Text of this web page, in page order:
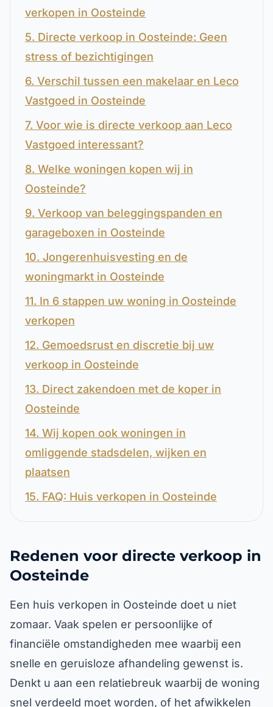
verkopen in Oosteinde
5. Directe verkoop in Oosteinde: Geen
stress of bezichtigingen
6. Verschil tussen een makelaar en Leco
Vastgoed in Oosteinde
7. Voor wie is directe verkoop aan Leco
Vastgoed interessant?
8. Welke woningen kopen wij in
Oosteinde?
9. Verkoop van beleggingspanden en
garageboxen in Oosteinde
10. Jongerenhuisvesting en de
woningmarkt in Oosteinde
11. In 6 stappen uw woning in Oosteinde
verkopen
12. Gemoedsrust en discretie bij uw
verkoop in Oosteinde
13. Direct zakendoen met de koper in
Oosteinde
14. Wij kopen ook woningen in
omliggende stadsdelen, wijken en
plaatsen
15. FAQ: Huis verkopen in Oosteinde
Redenen voor directe verkoop in
Oosteinde
Een huis verkopen in Oosteinde doet u niet
zomaar. Vaak spelen er persoonlijke of
financiële omstandigheden mee waarbij een
snelle en geruisloze afhandeling gewenst is.
Denkt u aan een relatiebreuk waarbij de woning
snel verdeeld moet worden, of het afwikkelen